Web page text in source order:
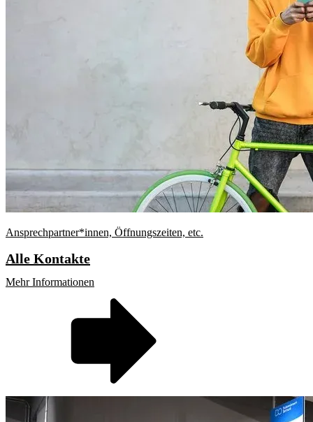
Ansprechpartner*innen, Öffnungszeiten, etc.
Alle Kontakte
Mehr Informationen